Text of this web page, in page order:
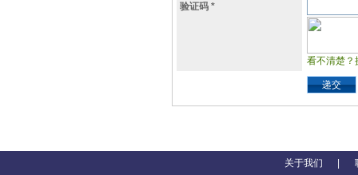
验证码 *
看不清楚？
递交
关于我们